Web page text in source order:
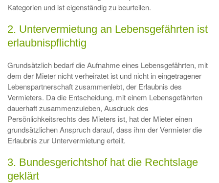
Kategorien und ist eigenständig zu beurteilen.
2. Untervermietung an Lebensgefährten ist
erlaubnispflichtig
Grundsätzlich bedarf die Aufnahme eines Lebensgefährten, mit
dem der Mieter nicht verheiratet ist und nicht in eingetragener
Lebenspartnerschaft zusammenlebt, der Erlaubnis des
Vermieters. Da die Entscheidung, mit einem Lebensgefährten
dauerhaft zusammenzuleben, Ausdruck des
Persönlichkeitsrechts des Mieters ist, hat der Mieter einen
grundsätzlichen Anspruch darauf, dass ihm der Vermieter die
Erlaubnis zur Untervermietung erteilt.
3. Bundesgerichtshof hat die Rechtslage
geklärt